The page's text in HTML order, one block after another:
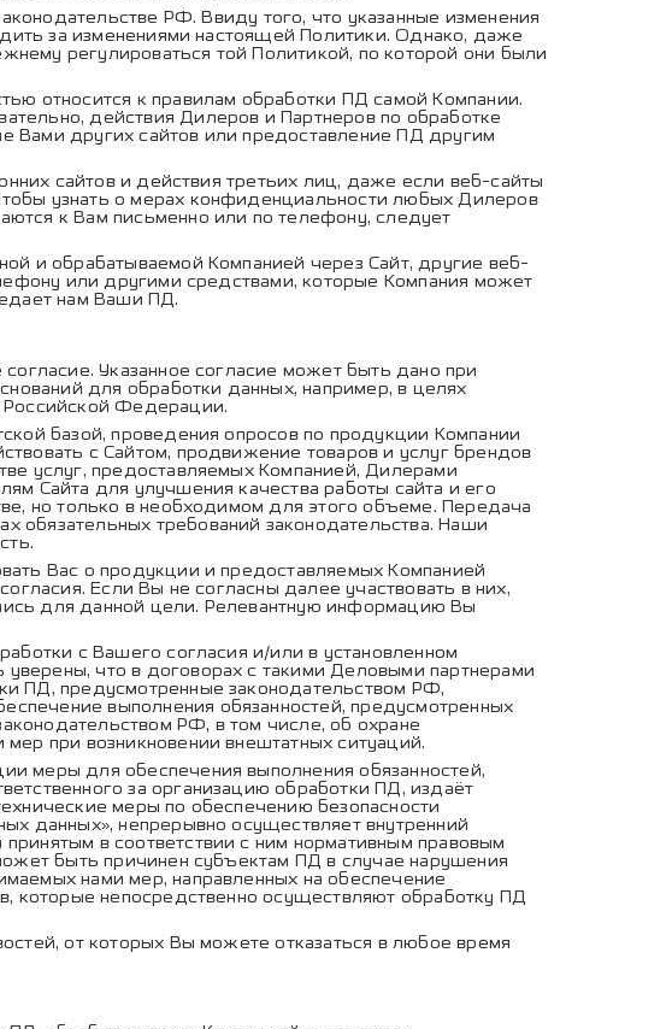
РФ. Ввиду того, что указанные изменения
за изменениями настоящей Политики. Однако, даже
регулироваться той Политикой, по которой они были
относится к правилам обработки ПД самой Компании.
действия Дилеров и Партнеров по обработке
Вами других сайтов или предоставление ПД другим
сайтов и действия третьих лиц, даже если веб-сайты
узнать о мерах конфиденциальности любых Дилеров
к Вам письменно или по телефону, следует
и обрабатываемой Компанией через Сайт, другие веб-
или другими средствами, которые Компания может
нам Ваши ПД.
Указанное согласие может быть дано при
для обработки данных, например, в целях
Российской Федерации.
базой, проведения опросов по продукции Компании
с Сайтом, продвижение товаров и услуг брендов
услуг, предоставляемых Компанией, Дилерами
Сайта для улучшения качества работы сайта и его
но только в необходимом для этого объеме. Передача
обязательных требований законодательства. Наши
Вас о продукции и предоставляемых Компанией
Если Вы не согласны далее участвовать в них,
для данной цели. Релевантную информацию Вы
с Вашего согласия и/или в установленном
что в договорах с такими Деловыми партнерами
ПД, предусмотренные законодательством РФ,
выполнения обязанностей, предусмотренных
РФ, в том числе, об охране
при возникновении внештатных ситуаций.
меры для обеспечения выполнения обязанностей,
за организацию обработки ПД, издаёт
меры по обеспечению безопасности
данных», непрерывно осуществляет внутренний
в соответствии с ним нормативным правовым
быть причинен субъектам ПД в случае нарушения
нами мер, направленных на обеспечение
которые непосредственно осуществляют обработку ПД
от которых Вы можете отказаться в любое время